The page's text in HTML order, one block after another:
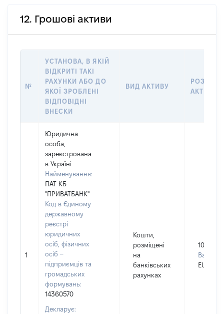
12. Грошові активи
№
УСТАНОВА, В ЯКІЙ
ВІДКРИТІ ТАКІ
РАХУНКИ АБО ДО
ЯКОЇ ЗРОБЛЕНІ
ВІДПОВІДНІ
ВНЕСКИ
ВИД АКТИВУ
РОЗМІР
АКТИВУ
1
Юридична
особа,
зареєстрована
в Україні
Найменування:
ПАТ КБ
"ПРИВАТБАНК"
Код в Єдиному
державному
реєстрі
юридичних
осіб, фізичних
осіб –
підприємців та
громадських
формувань:
14360570
Декларує:
Кошти,
розміщені
на
банківських
рахунках
10004
Валюта:
EUR